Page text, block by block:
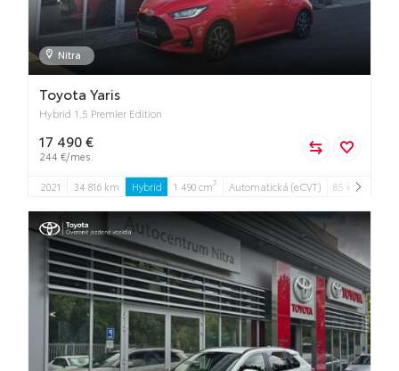
Nitra
Toyota Yaris
Hybrid 1.5 Premier Edition
17 490 €
244 €/mes.
2021 34 816 km Hybrid 1 490 cm3 Automatická (eCVT) 85 kW